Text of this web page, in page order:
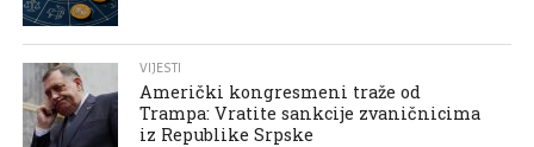
VIJESTI
Američki kongresmeni traže od
Trampa: Vratite sankcije zvaničnicima
iz Republike Srpske